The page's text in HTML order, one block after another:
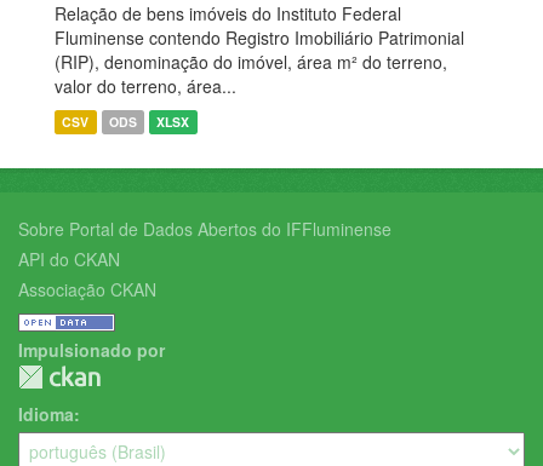
Relação de bens imóveis do Instituto Federal
Fluminense contendo Registro Imobiliário Patrimonial
(RIP), denominação do imóvel, área m² do terreno,
valor do terreno, área...
CSV ODS XLSX
Sobre Portal de Dados Abertos do IFFluminense
API do CKAN
Associação CKAN
Impulsionado por
Idioma